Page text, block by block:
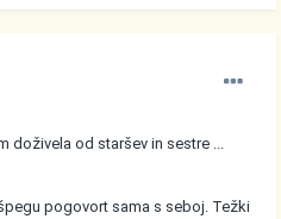
doživela od staršev in sestre ...
pogovort sama s seboj. Težki